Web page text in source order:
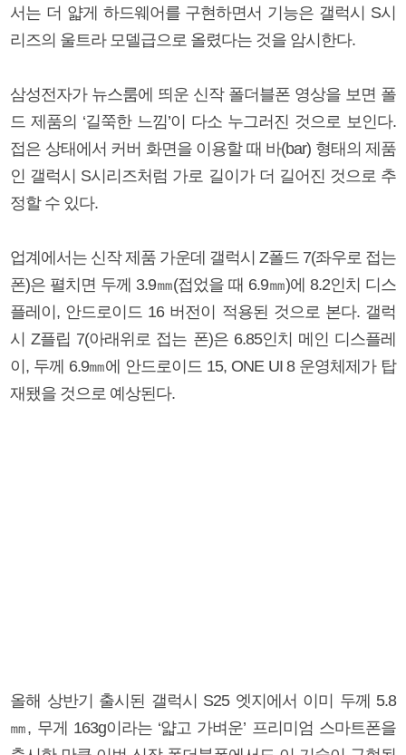
서는 더 얇게 하드웨어를 구현하면서 기능은 갤럭시 S시
리즈의 울트라 모델급으로 올렸다는 것을 암시한다.
삼성전자가 뉴스룸에 띄운 신작 폴더블폰 영상을 보면 폴
드 제품의 ‘길쭉한 느낌’이 다소 누그러진 것으로 보인다.
접은 상태에서 커버 화면을 이용할 때 바(bar) 형태의 제품
인 갤럭시 S시리즈처럼 가로 길이가 더 길어진 것으로 추
정할 수 있다.
업계에서는 신작 제품 가운데 갤럭시 Z폴드 7(좌우로 접는
폰)은 펼치면 두께 3.9㎜(접었을 때 6.9㎜)에 8.2인치 디스
플레이, 안드로이드 16 버전이 적용된 것으로 본다. 갤럭
시 Z플립 7(아래위로 접는 폰)은 6.85인치 메인 디스플레
이, 두께 6.9㎜에 안드로이드 15, ONE UI 8 운영체제가 탑
재됐을 것으로 예상된다.
올해 상반기 출시된 갤럭시 S25 엣지에서 이미 두께 5.8
㎜, 무게 163g이라는 ‘얇고 가벼운’ 프리미엄 스마트폰을